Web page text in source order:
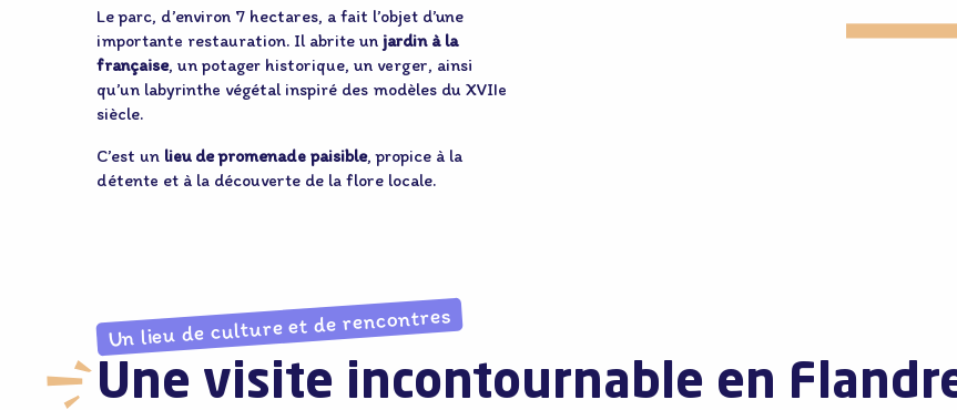
Le parc, d’environ 7 hectares, a fait l’objet d’une
importante restauration. Il abrite un jardin à la
française, un potager historique, un verger, ainsi
qu’un labyrinthe végétal inspiré des modèles du XVIIe
siècle.
C’est un lieu de promenade paisible, propice à la
détente et à la découverte de la flore locale.
Un lieu de culture et de rencontres
Une visite incontournable en